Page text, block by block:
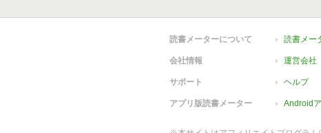
読書メーターについて 読書メー
会社情報 運営会社
サポート ヘルプ
アプリ版読書メーター Android